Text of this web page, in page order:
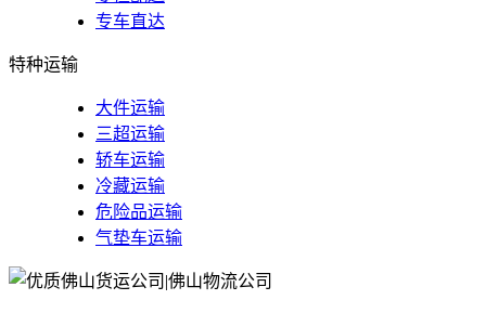
专车直达
特种运输
大件运输
三超运输
轿车运输
冷藏运输
危险品运输
气垫车运输